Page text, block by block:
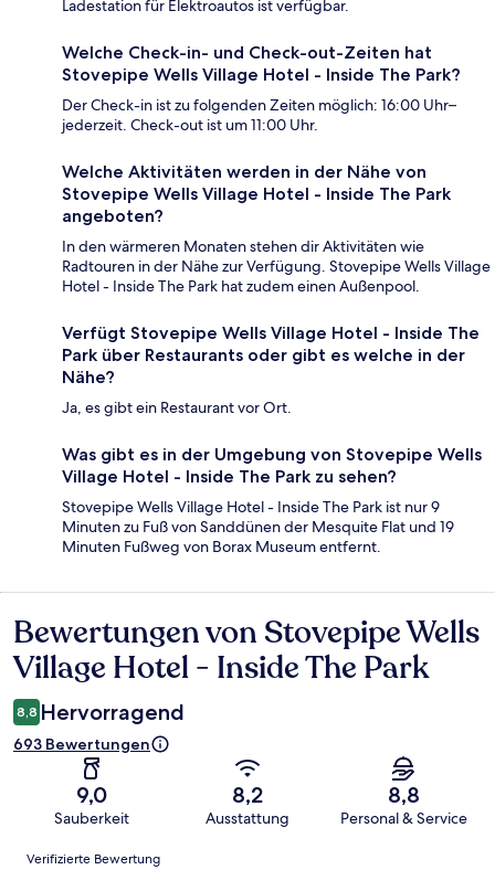
Ladestation für Elektroautos ist verfügbar.
Welche Check-in- und Check-out-Zeiten hat
Stovepipe Wells Village Hotel - Inside The Park?
Der Check-in ist zu folgenden Zeiten möglich: 16:00 Uhr–
jederzeit. Check-out ist um 11:00 Uhr.
Welche Aktivitäten werden in der Nähe von
Stovepipe Wells Village Hotel - Inside The Park
angeboten?
In den wärmeren Monaten stehen dir Aktivitäten wie
Radtouren in der Nähe zur Verfügung. Stovepipe Wells Village
Hotel - Inside The Park hat zudem einen Außenpool.
Verfügt Stovepipe Wells Village Hotel - Inside The
Park über Restaurants oder gibt es welche in der
Nähe?
Ja, es gibt ein Restaurant vor Ort.
Was gibt es in der Umgebung von Stovepipe Wells
Village Hotel - Inside The Park zu sehen?
Stovepipe Wells Village Hotel - Inside The Park ist nur 9
Minuten zu Fuß von Sanddünen der Mesquite Flat und 19
Minuten Fußweg von Borax Museum entfernt.
Bewertungen
Bewertungen von Stovepipe Wells
Village Hotel - Inside The Park
8,8 Hervorragend
693 Bewertungen
9,0
Sauberkeit
8,2
Ausstattung
8,8
Personal & Service
Bewertungen
Verifizierte Bewertung